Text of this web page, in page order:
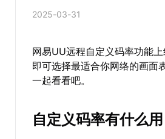
2025-03-31
网易UU远程自定义码率功能
即可选择最适合你网络的画面
一起看看吧。
自定义码率有什么用